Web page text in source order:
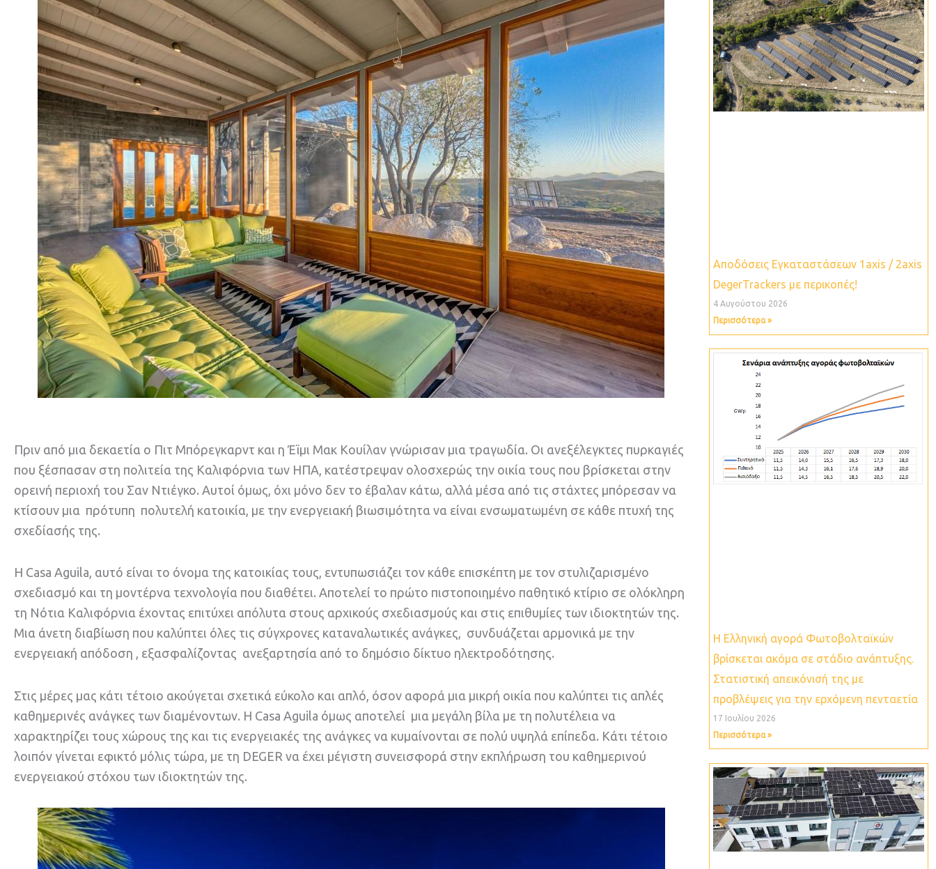
Πριν από μια δεκαετία ο Πιτ Μπόρεγκαρντ και η Έϊμι Μακ Κουίλαν γνώρισαν μια τραγωδία. Οι ανεξέλεγκτες πυρκαγιές
που ξέσπασαν στη πολιτεία της Καλιφόρνια των ΗΠΑ, κατέστρεψαν ολοσχερώς την οικία τους που βρίσκεται στην
ορεινή περιοχή του Σαν Ντιέγκο. Aυτοί όμως, όχι μόνο δεν το έβαλαν κάτω, αλλά μέσα από τις στάχτες μπόρεσαν να
κτίσουν μια πρότυπη πολυτελή κατοικία, με την ενεργειακή βιωσιμότητα να είναι ενσωματωμένη σε κάθε πτυχή της
σχεδίασής της.
Η Casa Aguila, αυτό είναι το όνομα της κατοικίας τους, εντυπωσιάζει τον κάθε επισκέπτη με τον στυλιζαρισμένο
σχεδιασμό και τη μοντέρνα τεχνολογία που διαθέτει. Αποτελεί το πρώτο πιστοποιημένο παθητικό κτίριο σε ολόκληρη
τη Νότια Καλιφόρνια έχοντας επιτύχει απόλυτα στους αρχικούς σχεδιασμούς και στις επιθυμίες των ιδιοκτητών της.
Μια άνετη διαβίωση που καλύπτει όλες τις σύγχρονες καταναλωτικές ανάγκες, συνδυάζεται αρμονικά με την
ενεργειακή απόδοση , εξασφαλίζοντας ανεξαρτησία από το δημόσιο δίκτυο ηλεκτροδότησης.
Στις μέρες μας κάτι τέτοιο ακούγεται σχετικά εύκολο και απλό, όσον αφορά μια μικρή οικία που καλύπτει τις απλές
καθημερινές ανάγκες των διαμένοντων. Η Casa Aguila όμως αποτελεί μια μεγάλη βίλα με τη πολυτέλεια να
χαρακτηρίζει τους χώρους της και τις ενεργειακές της ανάγκες να κυμαίνονται σε πολύ υψηλά επίπεδα. Κάτι τέτοιο
λοιπόν γίνεται εφικτό μόλις τώρα, με τη DEGER να έχει μέγιστη συνεισφορά στην εκπλήρωση του καθημερινού
ενεργειακού στόχου των ιδιοκτητών της.
Αποδόσεις Εγκαταστάσεων 1axis / 2axis
DegerTrackers με περικοπές!
4 Αυγούστου 2026
Περισσότερα »
Η Ελληνική αγορά Φωτοβολταϊκών
βρίσκεται ακόμα σε στάδιο ανάπτυξης.
Στατιστική απεικόνισή της με
προβλέψεις για την ερχόμενη πενταετία
17 Ιουλίου 2026
Περισσότερα »